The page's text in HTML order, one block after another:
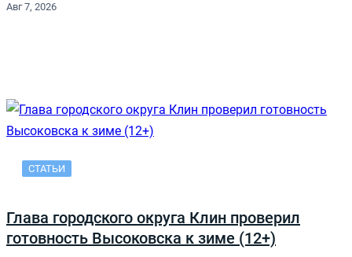
Авг 7, 2026
СТАТЬИ
Глава городского округа Клин проверил
готовность Высоковска к зиме (12+)